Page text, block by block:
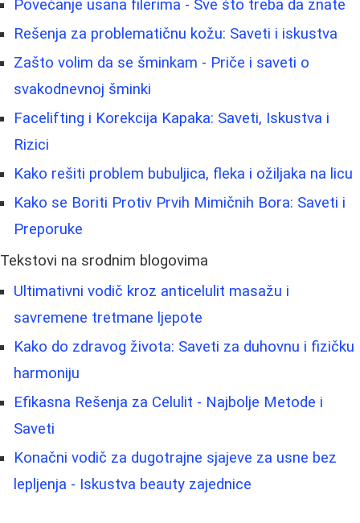
Povećanje usana filerima - Sve što treba da znate
Rešenja za problematičnu kožu: Saveti i iskustva
Zašto volim da se šminkam - Priče i saveti o
svakodnevnoj šminki
Facelifting i Korekcija Kapaka: Saveti, Iskustva i
Rizici
Kako rešiti problem bubuljica, fleka i ožiljaka na licu
Kako se Boriti Protiv Prvih Mimičnih Bora: Saveti i
Preporuke
Tekstovi na srodnim blogovima
Ultimativni vodič kroz anticelulit masažu i
savremene tretmane ljepote
Kako do zdravog života: Saveti za duhovnu i fizičku
harmoniju
Efikasna Rešenja za Celulit - Najbolje Metode i
Saveti
Konačni vodič za dugotrajne sjajeve za usne bez
lepljenja - Iskustva beauty zajednice